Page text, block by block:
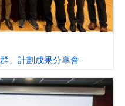
」計劃成果分享會